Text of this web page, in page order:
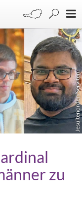
Jesuitenorden/Serviten
zu